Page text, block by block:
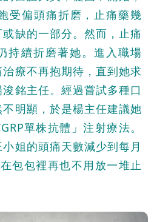
受偏頭痛折磨，止痛藥幾
缺的一部分。然而，止痛
持續折磨著她。進入職場
療不再抱期待，直到她求
銘主任。經過嘗試多種口
明顯，於是楊主任建議她
單株抗體」注射療法。
姐的頭痛天數減少到每月
包包裡再也不用放一堆止